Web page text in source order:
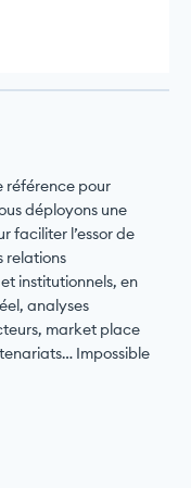
référence pour
déployons une
faciliter l’essor de
relations
institutionnels, en
analyses
market place
Impossible